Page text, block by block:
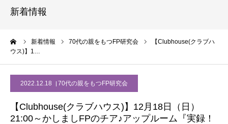
新着情報
新着情報 70代の親をもつFP研究会
【Clubhouse(クラブハ
ウス)】1…
2022.12.18 70代の親をもつFP研究会
【Clubhouse(クラブハウス)】12月18日（日）
21:00～かしましFPのチア♪アップルーム『実録！
お問い合わせ